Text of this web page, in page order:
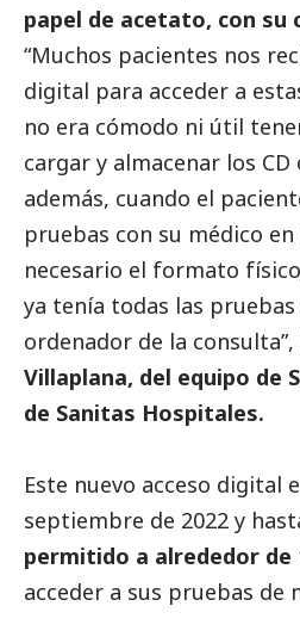
papel de acetato, con su
“Muchos pacientes nos
digital para acceder a
no era cómodo ni útil
cargar y almacenar los CD
además, cuando el
pruebas con su médico
necesario el formato
ya tenía todas las
ordenador de la
Villaplana, del equipo de
de Sanitas Hospitales.
Este nuevo acceso digital
septiembre de 2022 y
permitido a alrededor de
acceder a sus pruebas de